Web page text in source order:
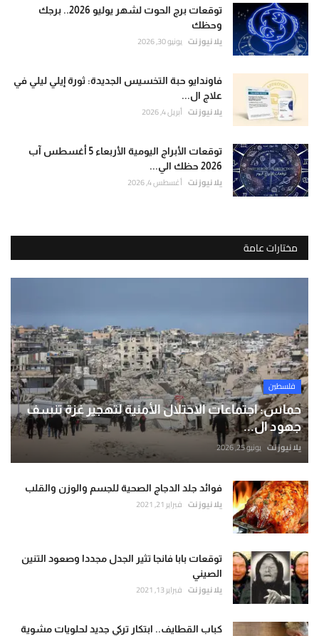
توقعات برج الحوت لشهر يوليو 2026.. برجك
وحظك
يلا نيوز نت يونيو 30, 2026
فاوندايو حبة التخسيس الجديدة: ثورة إيلي ليلي في
علاج ال...
يلا نيوز نت أبريل 4, 2026
توقعات الأبراج اليومية الأربعاء 5 أغسطس آب
2026 حظك الي...
يلا نيوز نت أغسطس 4, 2026
مختارات عامة
فلسطين
حماس: اجتماعات الاحتلال الأمنية لتهجير غزة تنسف
جهود ال...
يلا نيوز نت يونيو 25, 2026
فوائد جلد الدجاج الصحية للجسم والوزن والقلب
يلا نيوز نت فبراير 21, 2021
توقعات بابا فانجا تثير الجدل مجددا وصعود التنين
الصيني
يلا نيوز نت فبراير 13, 2021
كباب القطايف.. ابتكار تركي جديد لحلويات مشوية